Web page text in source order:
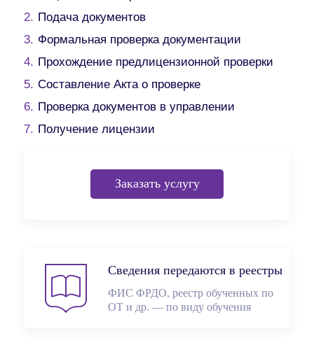
Подача документов
Формальная проверка документации
Прохождение предлицензионной проверки
Составление Акта о проверке
Проверка документов в управлении
Получение лицензии
Заказать услугу
Сведения передаются в реестры
ФИС ФРДО, реестр обученных по
ОТ и др. — по виду обучения